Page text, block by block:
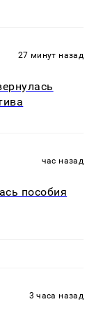
27 минут назад
час назад
пособия
3 часа назад